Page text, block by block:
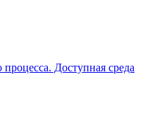
Доступная среда